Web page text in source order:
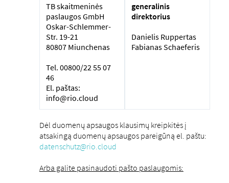
TB skaitmeninės
paslaugos GmbH
Oskar-Schlemmer-
Str. 19-21
80807 Miunchenas
Tel. 00800/22 55 07
46
El. paštas:
info@rio.cloud
generalinis
direktorius
Danielis Ruppertas
Fabianas Schaeferis
Dėl duomenų apsaugos klausimų kreipkitės į
atsakingą duomenų apsaugos pareigūną el. paštu:
datenschutz@rio.cloud
Arba galite pasinaudoti pašto paslaugomis: